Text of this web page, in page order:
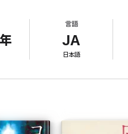
、四国の遍路を終えた時、冬の海に飛び込
は?
遍的な人間心理。
生、男と女の根源的関係に思いを馳せる
言語
JA
日本語